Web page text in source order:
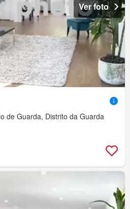
Ver foto
de Guarda, Distrito da Guarda